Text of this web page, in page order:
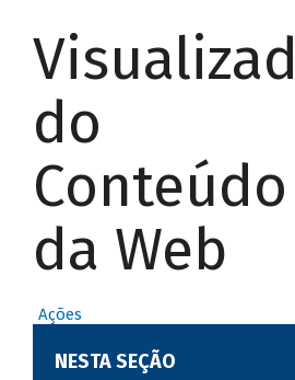
do
Conteúdo
da Web
Ações
NESTA SEÇÃO